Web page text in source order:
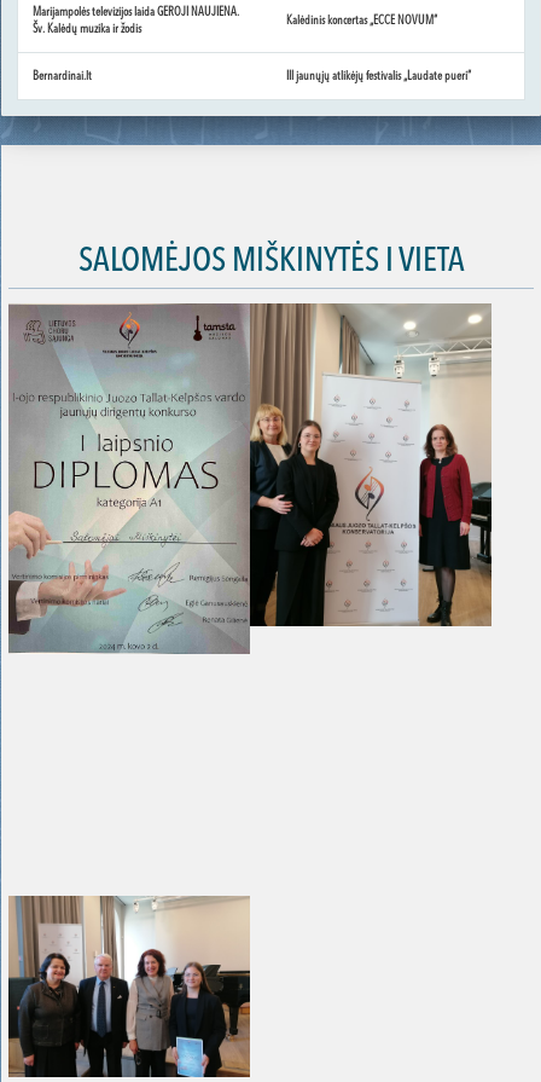
Marijampolės televizijos laida GEROJI NAUJIENA.
Šv. Kalėdų muzika ir žodis
Kalėdinis koncertas „ECCE NOVUM“
Bernardinai.lt III jaunųjų atlikėjų festivalis „Laudate pueri“
SALOMĖJOS MIŠKINYTĖS I VIETA